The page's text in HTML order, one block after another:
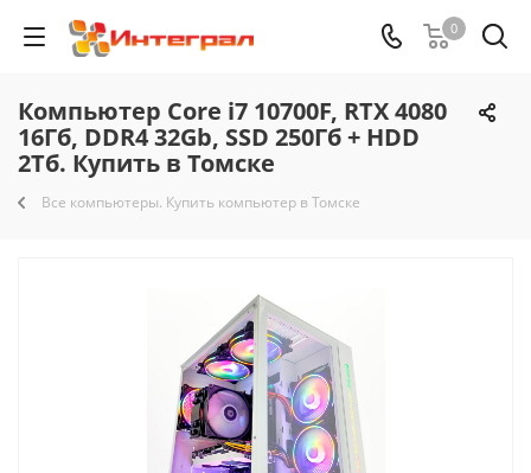
0
Компьютер Core i7 10700F, RTX 4080
16Гб, DDR4 32Gb, SSD 250Гб + HDD
2Тб. Купить в Томске
Все компьютеры. Купить компьютер в Томске